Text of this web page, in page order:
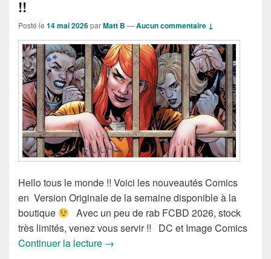
!!
Posté le 14 mai 2026parMatt B —Aucun commentaire ↓
Hello tous le monde !! Voici les nouveautés Comics
en Version Originale de la semaine disponible à la
boutique
Avec un peu de rab FCBD 2026, stock
très limités, venez vous servir !! DC et Image Comics
Continuer la lecture Sortie des comics VO DC et Image
→